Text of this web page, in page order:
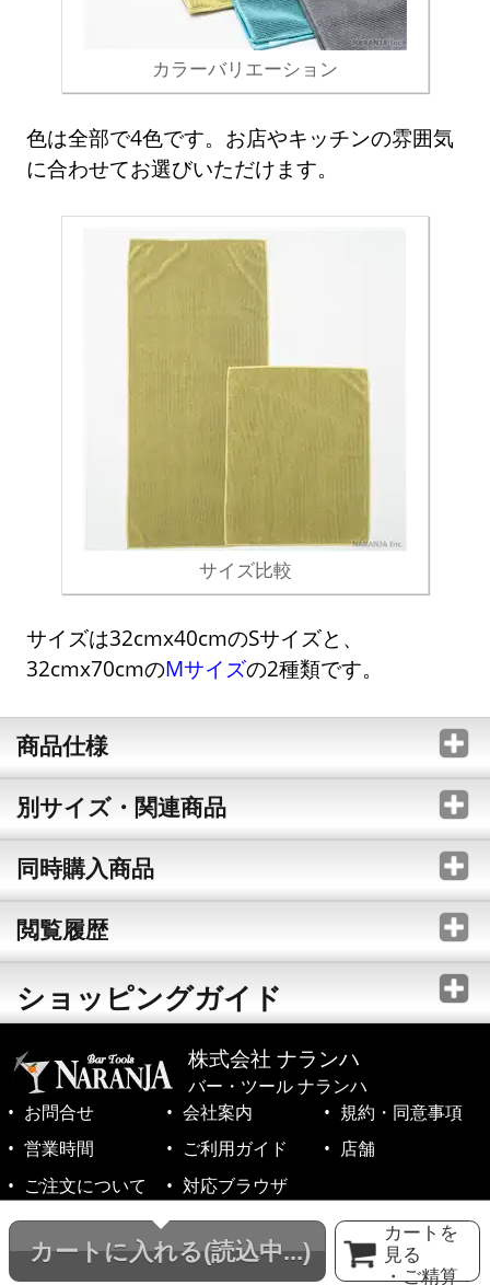
カートに入れる(読込中...)
カートを
見る
・ご精算
カラーバリエーション
色は全部で4色です。お店やキッチンの雰囲気
に合わせてお選びいただけます。
サイズ比較
サイズは32cmx40cmのSサイズと、
32cmx70cmのMサイズの2種類です。
商品仕様
別サイズ・関連商品
同時購入商品
閲覧履歴
ショッピングガイド
株式会社 ナランハ
バー・ツール ナランハ
お問合せ
会社案内
規約・同意事項
営業時間
ご利用ガイド
店舗
ご注文について
対応ブラウザ
©1999-2026 NARANJA Inc. All Rights Reserved.